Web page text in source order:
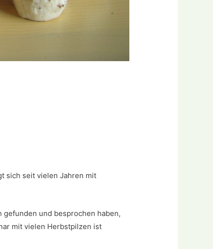
sich seit vielen Jahren mit
und besprochen haben,
mit vielen Herbstpilzen ist